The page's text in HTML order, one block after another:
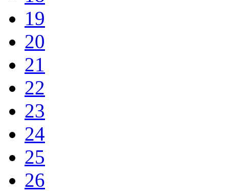
19
20
21
22
23
24
25
26